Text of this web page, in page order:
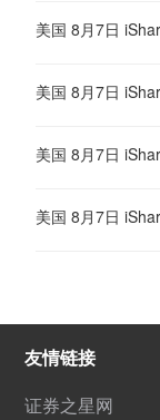
美国 8月7日
美国 8月7日
美国 8月7日
美国 8月7日
友情链接
证券之星网